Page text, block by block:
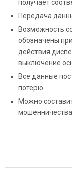
получает
Передача
Возможность
обозначены
действия
выключение
Все данные
потерю.
Можно
мошенничества